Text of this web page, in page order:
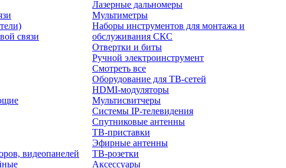
связи
видеопанелей
Лазерные дальномеры
Мультиметры
Наборы инструментов для монтажа и
обслуживания СКС
Отвертки и биты
Ручной электроинструмент
Смотреть все
Оборудование для ТВ-сетей
HDMI-модуляторы
Мультисвитчеры
Системы IP-телевидения
Спутниковые антенны
ТВ-приставки
Эфирные антенны
ТВ-розетки
Аксессуары